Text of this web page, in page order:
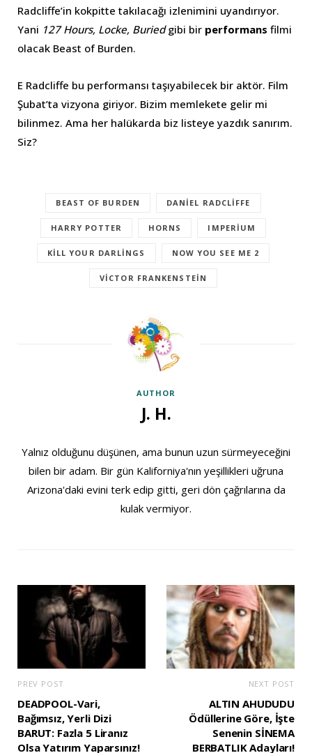
Radcliffe’in kokpitte takılacağı izlenimini uyandırıyor.
Yani 127 Hours, Locke, Buriedgibi bir performans filmi
olacak Beast of Burden.
E Radcliffe bu performansı taşıyabilecek bir aktör. Film
Şubat’ta vizyona giriyor. Bizim memlekete gelir mi
bilinmez. Ama her halükarda biz listeye yazdık sanırım.
Siz?
BEAST OF BURDEN DANIEL RADCLIFFE
HARRY POTTER HORNS IMPERIUM
KILL YOUR DARLINGS NOW YOU SEE ME 2
VICTOR FRANKENSTEIN
AUTHOR
J. H.
Yalnız olduğunu düşünen, ama bunun uzun sürmeyeceğini
bilen bir adam. Bir gün Kaliforniya'nın yeşillikleri uğruna
Arizona'daki evini terk edip gitti, geri dön çağrılarına da
kulak vermiyor.
PREV POST
DEADPOOL-Vari,
Bağımsız, Yerli Dizi
BARUT: Fazla 5 Liranız
Olsa Yatırım Yaparsınız!
NEXT POST
ALTIN AHUDUDU
Ödüllerine Göre, İşte
Senenin SİNEMA
BERBATLIK Adayları!